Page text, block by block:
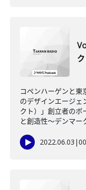
コペンハーゲンと
のデザインエージ
クト）」創立者のボ
と創造性～デンマー
2022.06.03 |